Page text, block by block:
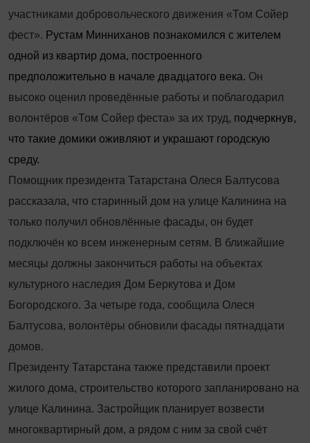
участниками добровольческого движения «Том Сойер
фест». Рустам Минниханов познакомился с жителем
одной из квартир дома, построенного
предположительно в начале двадцатого века. Он
высоко оценил проведённые работы и поблагодарил
волонтёров «Том Сойер феста» за их труд, подчеркнув,
что такие домики оживляют и украшают городскую
среду.
Помощник президента Татарстана Олеся Балтусова
рассказала, что старинный дом на улице Калинина на
только получил обновлённые фасады, он будет
подключён ко всем инженерным сетям. В ближайшие
месяцы должны закончиться работы на объектах
культурного наследия Дом Беркутова и Дом
Богородского. За четыре года, сообщила Олеся
Балтусова, волонтёры обновили фасады пятнадцати
домов.
Президенту Татарстана также представили проект
жилого дома, строительство которого запланировано на
улице Калинина. Застройщик планирует возвести
многоквартирный дом, а рядом с ним за свой счёт